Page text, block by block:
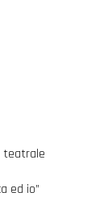
teatrale
ed io”